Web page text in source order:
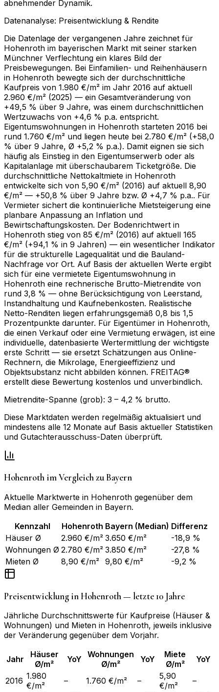
abnehmender Dynamik.
Datenanalyse: Preisentwicklung & Rendite
Die Datenlage der vergangenen Jahre zeichnet für
Hohenroth im bayerischen Markt mit seiner starken
Münchner Verflechtung ein klares Bild der
Preisbewegungen. Bei Einfamilien- und Reihenhäusern
in Hohenroth bewegte sich der durchschnittliche
Kaufpreis von 1.980 €/m² im Jahr 2016 auf aktuell
2.960 €/m² (2025) — ein Gesamtveränderung von
+49,5 % über 9 Jahre, was einem durchschnittlichen
Wertzuwachs von +4,6 % p.a. entspricht.
Eigentumswohnungen in Hohenroth starteten 2016 bei
rund 1.760 €/m² und liegen heute bei 2.780 €/m² (+58,0
% über 9 Jahre, Ø +5,2 % p.a.). Damit eignen sie sich
häufig als Einstieg in den Eigentumserwerb oder als
Kapitalanlage mit überschaubarem Ticketgröße. Die
durchschnittliche Nettokaltmiete in Hohenroth
entwickelte sich von 5,90 €/m² (2016) auf aktuell 8,90
€/m² — +50,8 % über 9 Jahre bzw. Ø +4,7 % p.a.. Für
Vermieter sichert die kontinuierliche Mietsteigerung eine
planbare Anpassung an Inflation und
Bewirtschaftungskosten. Der Bodenrichtwert in
Hohenroth stieg von 85 €/m² (2016) auf aktuell 165
€/m² (+94,1 % in 9 Jahren) — ein wesentlicher Indikator
für die strukturelle Lagequalität und die Bauland-
Nachfrage vor Ort. Auf Basis der aktuellen Werte ergibt
sich für eine vermietete Eigentumswohnung in
Hohenroth eine rechnerische Brutto-Mietrendite von
rund 3,8 % — ohne Berücksichtigung von Leerstand,
Instandhaltung und Kaufnebenkosten. Realistische
Netto-Renditen liegen erfahrungsgemäß 0,8 bis 1,5
Prozentpunkte darunter. Für Eigentümer in Hohenroth,
die einen Verkauf oder eine Vermietung erwägen, ist eine
individuelle, datenbasierte Wertermittlung der wichtigste
erste Schritt — sie ersetzt Schätzungen aus Online-
Rechnern, die Mikrolage, Energieeffizienz und
Objektsubstanz nicht abbilden können. FREITAG®
erstellt diese Bewertung kostenlos und unverbindlich.
Mietrendite-Spanne (grob): 3 – 4,2 % brutto.
Diese Marktdaten werden regelmäßig aktualisiert und
mindestens alle 12 Monate auf Basis aktueller Statistiken
und Gutachterausschuss-Daten überprüft.
Hohenroth im Vergleich zuBayern
Aktuelle Marktwerte in Hohenroth gegenüber dem
Median aller Gemeinden in Bayern.
Kennzahl
Hohenroth Bayern (Median) Differenz
Häuser Ø
2.960 €/m² 3.650 €/m²
-18,9 %
Wohnungen Ø 2.780 €/m² 3.850 €/m²
-27,8 %
Mieten Ø
8,90 €/m² 9,80 €/m² -9,2 %
Preisentwicklung inHohenroth— letzte 10 Jahre
Jährliche Durchschnittswerte für Kaufpreise (Häuser &
Wohnungen) und Mieten in Hohenroth, jeweils inklusive
der Veränderung gegenüber dem Vorjahr.
Jahr
Häuser
Ø/m²
YoY
Wohnungen
Ø/m²
YoY
Miete
Ø/m²
YoY
2016 1.980
€/m²
– 1.760 €/m² –
5,90
€/m²
–